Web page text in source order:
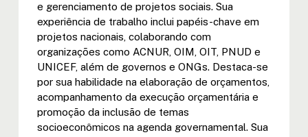
e gerenciamento de projetos sociais. Sua
experiência de trabalho inclui papéis-chave em
projetos nacionais, colaborando com
organizações como ACNUR, OIM, OIT, PNUD e
UNICEF, além de governos e ONGs. Destaca-se
por sua habilidade na elaboração de orçamentos,
acompanhamento da execução orçamentária e
promoção da inclusão de temas
socioeconômicos na agenda governamental. Sua